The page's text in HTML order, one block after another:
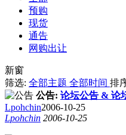
预购
现货
通告
网购出让
新窗
筛选: 全部主题 全部时间 排
公告: 论坛公告 & 论
Lpohchin2006-10-25
Lpohchin 2006-10-25